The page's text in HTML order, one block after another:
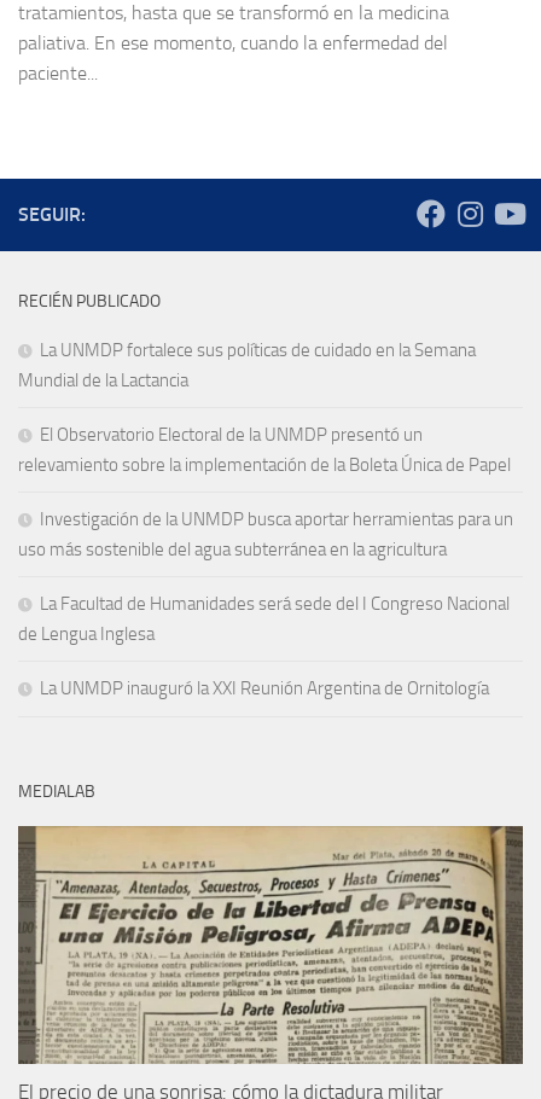
tratamientos, hasta que se transformó en la medicina
paliativa. En ese momento, cuando la enfermedad del
paciente...
SEGUIR:
RECIÉN PUBLICADO
La UNMDP fortalece sus políticas de cuidado en la Semana
Mundial de la Lactancia
El Observatorio Electoral de la UNMDP presentó un
relevamiento sobre la implementación de la Boleta Única de Papel
Investigación de la UNMDP busca aportar herramientas para un
uso más sostenible del agua subterránea en la agricultura
La Facultad de Humanidades será sede del I Congreso Nacional
de Lengua Inglesa
La UNMDP inauguró la XXI Reunión Argentina de Ornitología
MEDIALAB
El precio de una sonrisa: cómo la dictadura militar